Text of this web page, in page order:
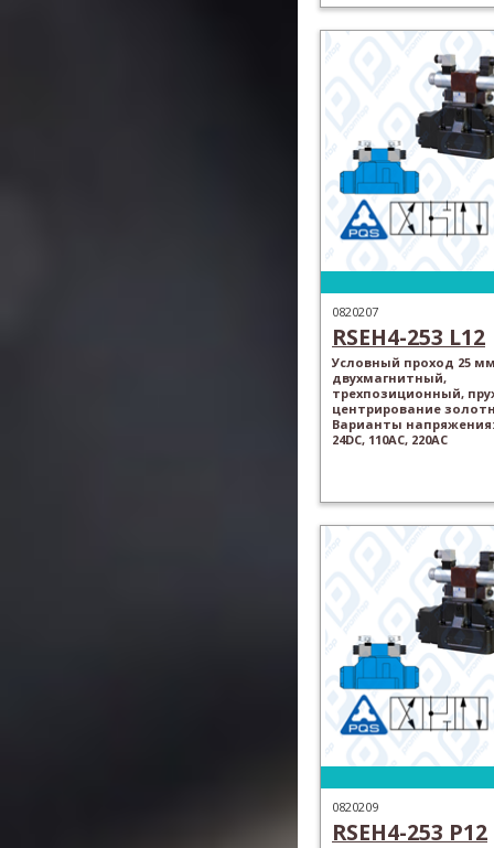
0820207
RSEH4-253 L12
Условный проход 25
двухмагнитный,
трехпозиционный,
центрирование
Варианты напряжения:
24DC, 110AC, 220AC
0820209
RSEH4-253 P12